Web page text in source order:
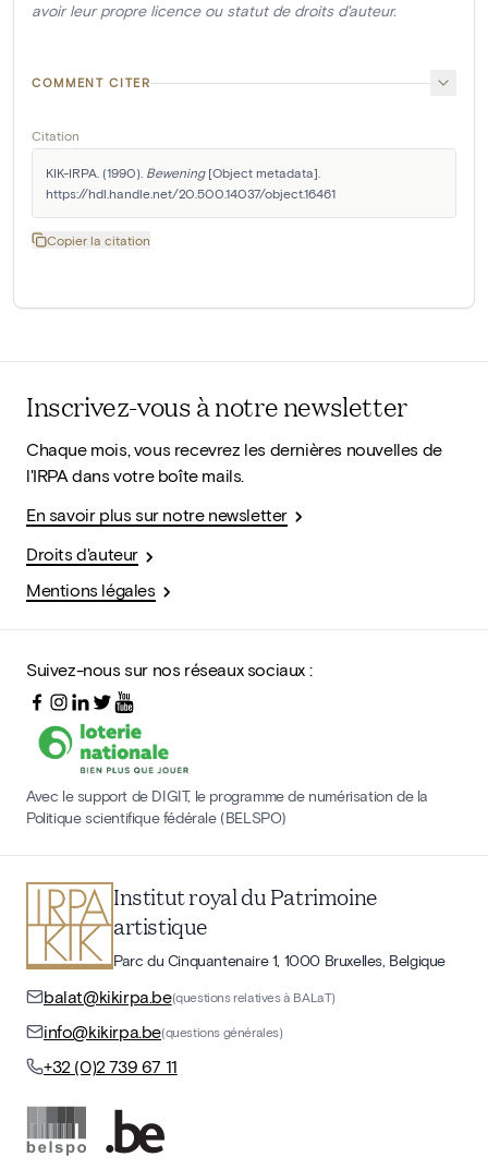
avoir leur propre licence ou statut de droits d'auteur.
COMMENT CITER
Citation
KIK-IRPA. (1990). Bewening [Object metadata].
https://hdl.handle.net/20.500.14037/object.16461
Copier la citation
Inscrivez-vous à notre newsletter
Chaque mois, vous recevrez les dernières nouvelles de
l'IRPA dans votre boîte mails.
En savoir plus sur notre newsletter
Droits d'auteur
Mentions légales
Suivez-nous sur nos réseaux sociaux :
Avec le support de DIGIT, le programme de numérisation de la
Politique scientifique fédérale (BELSPO)
Institut royal du Patrimoine
artistique
Parc du Cinquantenaire 1, 1000 Bruxelles, Belgique
balat@kikirpa.be(questions relatives à BALaT)
info@kikirpa.be(questions générales)
+32 (0)2 739 67 11